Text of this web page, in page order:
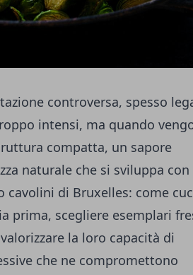
controversa, spesso
intensi, ma quando
compatta, un sapore
naturale che si sviluppa con
cavolini di Bruxelles: come
prima, scegliere esemplari
la loro capacità di
che ne compromettono